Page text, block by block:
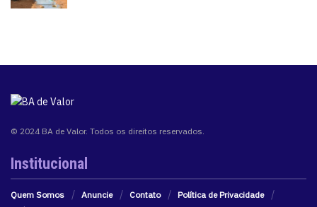
© 2024 BA de Valor. Todos os direitos reservados.
Institucional
Quem Somos Anuncie Contato
Política de Privacidade